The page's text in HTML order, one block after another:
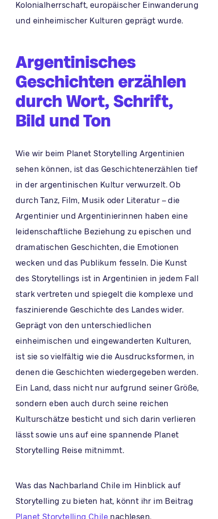
Kolonialherrschaft, europäischer Einwanderung
und einheimischer Kulturen geprägt wurde.
Argentinisches
Geschichten erzählen
durch Wort, Schrift,
Bild und Ton
Wie wir beim Planet Storytelling Argentinien
sehen können, ist das Geschichtenerzählen tief
in der argentinischen Kultur verwurzelt. Ob
durch Tanz, Film, Musik oder Literatur – die
Argentinier und Argentinierinnen haben eine
leidenschaftliche Beziehung zu epischen und
dramatischen Geschichten, die Emotionen
wecken und das Publikum fesseln. Die Kunst
des Storytellings ist in Argentinien in jedem Fall
stark vertreten und spiegelt die komplexe und
faszinierende Geschichte des Landes wider.
Geprägt von den unterschiedlichen
einheimischen und eingewanderten Kulturen,
ist sie so vielfältig wie die Ausdrucksformen, in
denen die Geschichten wiedergegeben werden.
Ein Land, dass nicht nur aufgrund seiner Größe,
sondern eben auch durch seine reichen
Kulturschätze besticht und sich darin verlieren
lässt sowie uns auf eine spannende Planet
Storytelling Reise mitnimmt.
Was das Nachbarland Chile im Hinblick auf
Storytelling zu bieten hat, könnt ihr im Beitrag
Planet Storytelling Chile nachlesen.